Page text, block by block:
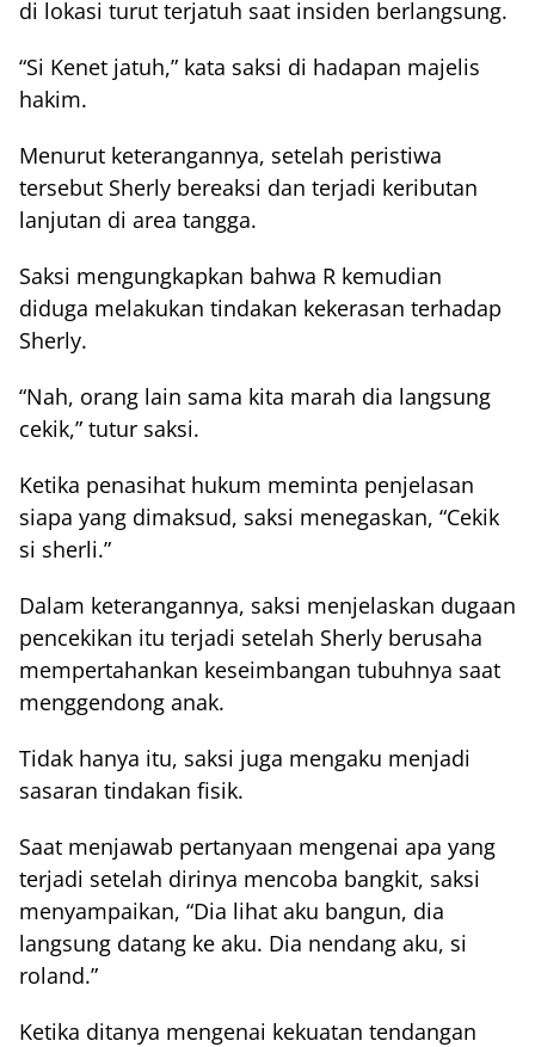
di lokasi turut terjatuh saat insiden berlangsung.
“Si Kenet jatuh,” kata saksi di hadapan majelis
hakim.
Menurut keterangannya, setelah peristiwa
tersebut Sherly bereaksi dan terjadi keributan
lanjutan di area tangga.
Saksi mengungkapkan bahwa R kemudian
diduga melakukan tindakan kekerasan terhadap
Sherly.
“Nah, orang lain sama kita marah dia langsung
cekik,” tutur saksi.
Ketika penasihat hukum meminta penjelasan
siapa yang dimaksud, saksi menegaskan, “Cekik
si sherli.”
Dalam keterangannya, saksi menjelaskan dugaan
pencekikan itu terjadi setelah Sherly berusaha
mempertahankan keseimbangan tubuhnya saat
menggendong anak.
Tidak hanya itu, saksi juga mengaku menjadi
sasaran tindakan fisik.
Saat menjawab pertanyaan mengenai apa yang
terjadi setelah dirinya mencoba bangkit, saksi
menyampaikan, “Dia lihat aku bangun, dia
langsung datang ke aku. Dia nendang aku, si
roland.”
Ketika ditanya mengenai kekuatan tendangan